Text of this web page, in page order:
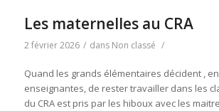
Les maternelles au CRA
2 février 2026 / dans Non classé /
Quand les grands élémentaires décident ,
enseignantes, de rester travailler dans les
du CRA est pris par les hiboux avec les